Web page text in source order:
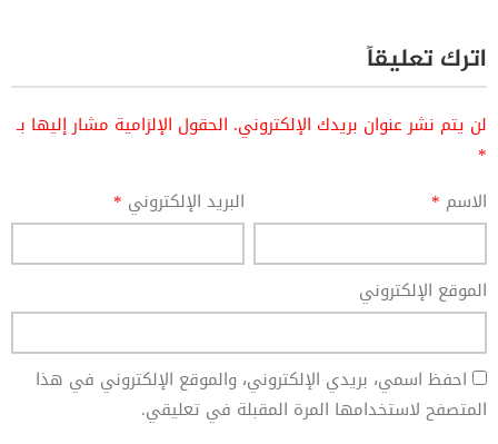
اترك تعليقاً
لن يتم نشر عنوان بريدك الإلكتروني. الحقول الإلزامية مشار إليها بـ
*
الاسم * البريد الإلكتروني *
الموقع الإلكتروني
احفظ اسمي، بريدي الإلكتروني، والموقع الإلكتروني في هذا
المتصفح لاستخدامها المرة المقبلة في تعليقي.